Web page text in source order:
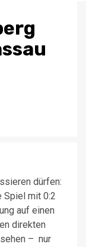
dürfen:
Spiel mit 0:2
auf einen
direkten
– nur